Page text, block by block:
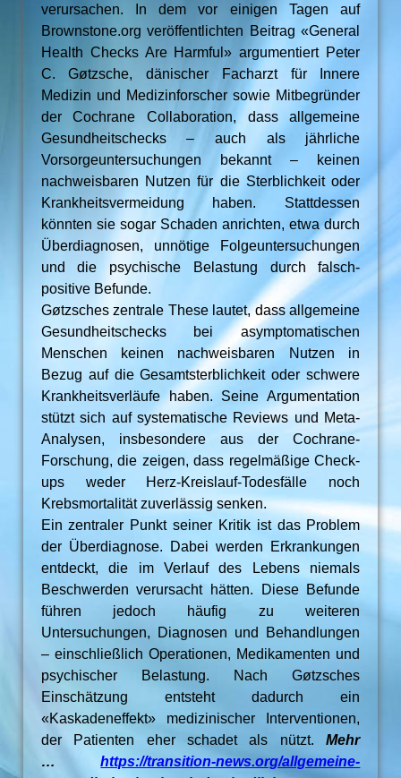
verursachen. In dem vor einigen Tagen auf
Brownstone.org veröffentlichten Beitrag «General
Health Checks Are Harmful» argumentiert Peter
C. Gøtzsche, dänischer Facharzt für Innere
Medizin und Medizinforscher sowie Mitbegründer
der Cochrane Collaboration, dass allgemeine
Gesundheitschecks – auch als jährliche
Vorsorgeuntersuchungen bekannt – keinen
nachweisbaren Nutzen für die Sterblichkeit oder
Krankheitsvermeidung haben. Stattdessen
könnten sie sogar Schaden anrichten, etwa durch
Überdiagnosen, unnötige Folgeuntersuchungen
und die psychische Belastung durch falsch-
positive Befunde.
Gøtzsches zentrale These lautet, dass allgemeine
Gesundheitschecks bei asymptomatischen
Menschen keinen nachweisbaren Nutzen in
Bezug auf die Gesamtsterblichkeit oder schwere
Krankheitsverläufe haben. Seine Argumentation
stützt sich auf systematische Reviews und Meta-
Analysen, insbesondere aus der Cochrane-
Forschung, die zeigen, dass regelmäßige Check-
ups weder Herz-Kreislauf-Todesfälle noch
Krebsmortalität zuverlässig senken.
Ein zentraler Punkt seiner Kritik ist das Problem
der Überdiagnose. Dabei werden Erkrankungen
entdeckt, die im Verlauf des Lebens niemals
Beschwerden verursacht hätten. Diese Befunde
führen jedoch häufig zu weiteren
Untersuchungen, Diagnosen und Behandlungen
– einschließlich Operationen, Medikamenten und
psychischer Belastung. Nach Gøtzsches
Einschätzung entsteht dadurch ein
«Kaskadeneffekt» medizinischer Interventionen,
der Patienten eher schadet als nützt.Mehr
…https://transition-news.org/allgemeine-